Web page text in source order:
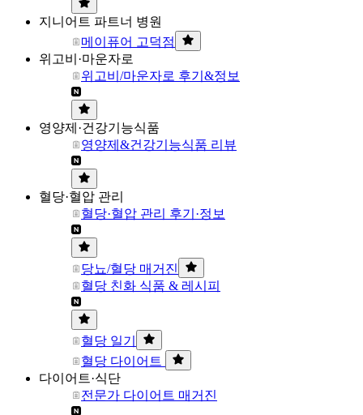
지니어트 파트너 병원
메이퓨어 고덕점
위고비·마운자로
위고비/마운자로 후기&정보
영양제·건강기능식품
영양제&건강기능식품 리뷰
혈당·혈압 관리
혈당·혈압 관리 후기·정보
당뇨/혈당 매거진
혈당 친화 식품 & 레시피
혈당 일기
혈당 다이어트
다이어트·식단
전문가 다이어트 매거진